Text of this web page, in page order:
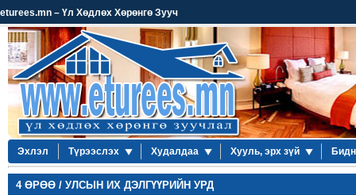
eturees.mn – Үл Хөдлөх Хөрөнгө Зууч
Эхлэл Түрээслэх Худалдаа Хууль, эрх зүй
4 ӨРӨӨ / УЛСЫН ИХ ДЭЛГҮҮРИЙН УРД